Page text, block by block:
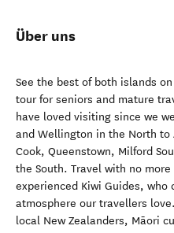
Über uns
See the best of both islands
tour for seniors and mature
have loved visiting since we
and Wellington in the North to
Cook, Queenstown, Milford
the South. Travel with no
experienced Kiwi Guides,
atmosphere our travellers
local New Zealanders, Māori